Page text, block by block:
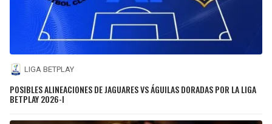
LIGA BETPLAY
POSIBLES ALINEACIONES DE JAGUARES VS ÁGUILAS DORADAS POR LA LIGA
BETPLAY 2026-I